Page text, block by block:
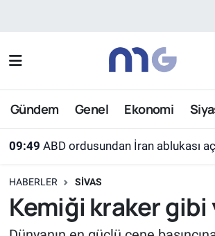
Gündem Genel Ekonomi
09:49 ABD ordusundan İran ablukası açıklaması: "55 ticari
HABERLER SIVAS
Kemiği kraker
Nöbetçi Eczaneler
Hava Durumu
Süper Lig Puan Durumu ve Fikstür
Tüm Manşetler